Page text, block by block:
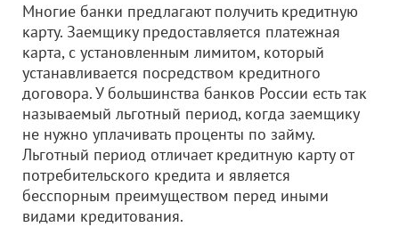
Многие банки предлагают получить кредитную
карту. Заемщику предоставляется платежная
карта, с установленным лимитом, который
устанавливается посредством кредитного
договора. У большинства банков России есть так
называемый льготный период, когда заемщику
не нужно уплачивать проценты по займу.
Льготный период отличает кредитную карту от
потребительского кредита и является
бесспорным преимуществом перед иными
видами кредитования.